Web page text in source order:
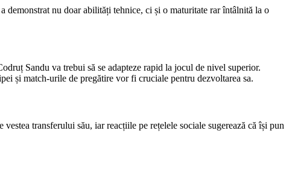
demonstrat nu doar abilități tehnice, ci și o maturitate rar întâlnită la o
Sandu va trebui să se adapteze rapid la jocul de nivel superior.
și match-urile de pregătire vor fi cruciale pentru dezvoltarea sa.
transferului său, iar reacțiile pe rețelele sociale sugerează că își pun